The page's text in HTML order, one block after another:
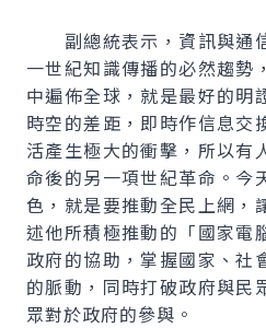
副總統表示，資訊與通
一世紀知識傳播的必然趨勢
中遍佈全球，就是最好的明
時空的差距，即時作信息交
活產生極大的衝擊，所以有
命後的另一項世紀革命。今
色，就是要推動全民上網，
述他所積極推動的「國家電
政府的協助，掌握國家、社
的脈動，同時打破政府與民
眾對於政府的參與。